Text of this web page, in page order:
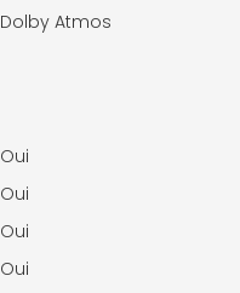
Dolby Atmos
Oui
Oui
Oui
Oui